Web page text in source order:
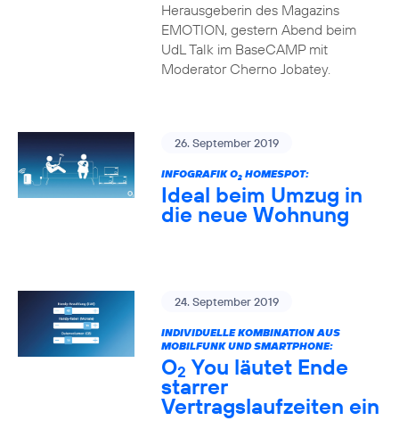
Herausgeberin des Magazins
EMOTION, gestern Abend beim
UdL Talk im BaseCAMP mit
Moderator Cherno Jobatey.
26. September 2019
INFOGRAFIK O2HOMESPOT:
Ideal beim Umzug in
die neue Wohnung
24. September 2019
INDIVIDUELLE KOMBINATION AUS
MOBILFUNK UND SMARTPHONE:
O2 You läutet Ende
starrer
Vertragslaufzeiten ein